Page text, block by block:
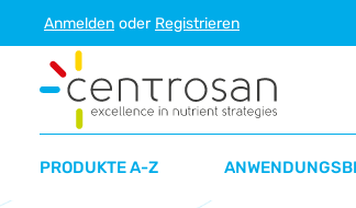
Hauptinhalt springen
Zur Suche springen
Zur Hauptnavigation springen
Anmelden oder Registrieren
PRODUKTE A-Z